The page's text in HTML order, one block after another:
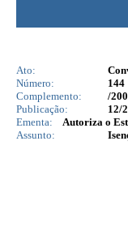
Ato:
Número:
144
Complemento:
/
Publicação:
12/
Ementa:
Autoriza o
Assunto: